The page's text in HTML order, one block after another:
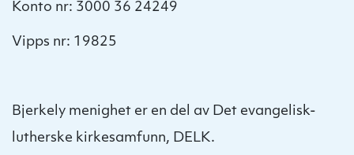
Konto nr: 3000 36 24249
Vipps nr: 19825
Bjerkely menighet er en del av Det evangelisk-
lutherske kirkesamfunn, DELK.